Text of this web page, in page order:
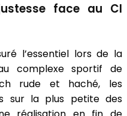
face au CI
l’essentiel lors de la
complexe sportif de
rude et haché, les
sur la plus petite des